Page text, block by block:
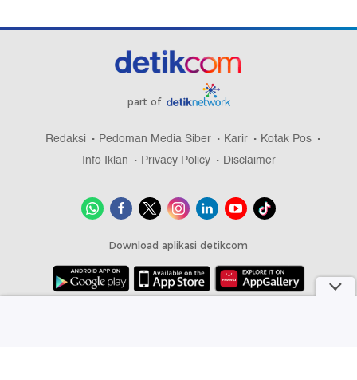
part of
Redaksi Pedoman Media Siber Karir
Kotak Pos
Info Iklan
Privacy Policy Disclaimer
Download aplikasi detikcom